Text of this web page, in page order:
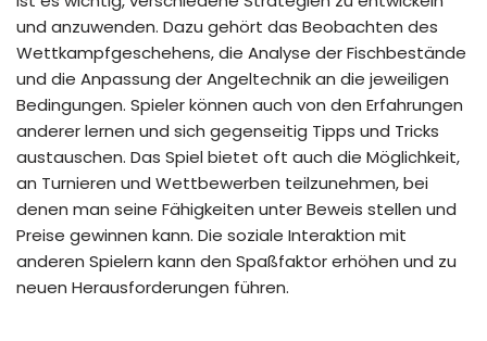
und anzuwenden. Dazu gehört das Beobachten des
Wettkampfgeschehens, die Analyse der Fischbestände
und die Anpassung der Angeltechnik an die jeweiligen
Bedingungen. Spieler können auch von den Erfahrungen
anderer lernen und sich gegenseitig Tipps und Tricks
austauschen. Das Spiel bietet oft auch die Möglichkeit,
an Turnieren und Wettbewerben teilzunehmen, bei
denen man seine Fähigkeiten unter Beweis stellen und
Preise gewinnen kann. Die soziale Interaktion mit
anderen Spielern kann den Spaßfaktor erhöhen und zu
neuen Herausforderungen führen.